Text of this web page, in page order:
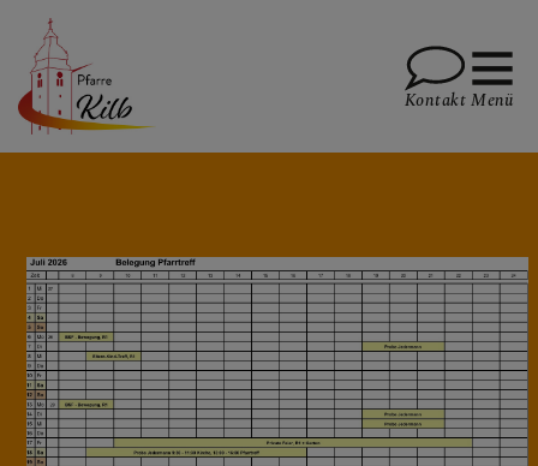
GOTTESDIENSTE
Kontakt Menü